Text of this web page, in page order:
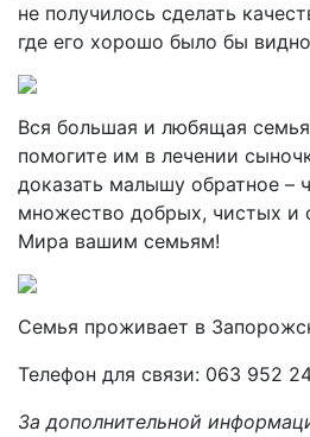
не получилось сделать
где его хорошо было бы
Вся большая и любящая
помогите им в лечении
доказать малышу обратное –
множество добрых, чистых и
Мира вашим семьям!
Семья проживает в
Телефон для связи: 063 952
За дополнительной